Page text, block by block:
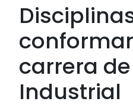
carrera
Industrial